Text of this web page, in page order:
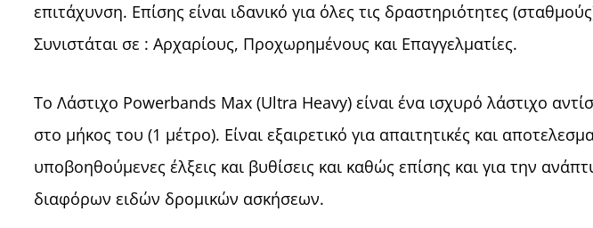
επιτάχυνση. Επίσης είναι ιδανικό για όλες τις δραστηριότητες
Συνιστάται σε : Αρχαρίους, Προχωρημένους και Επαγγελματίες.
Το Λάστιχο Powerbands Max (Ultra Heavy) είναι ένα ισχυρό λάστιχο
στο μήκος του (1 μέτρο). Είναι εξαιρετικό για απαιτητικές και
υποβοηθούμενες έλξεις και βυθίσεις και καθώς επίσης και για την
διαφόρων ειδών δρομικών ασκήσεων.